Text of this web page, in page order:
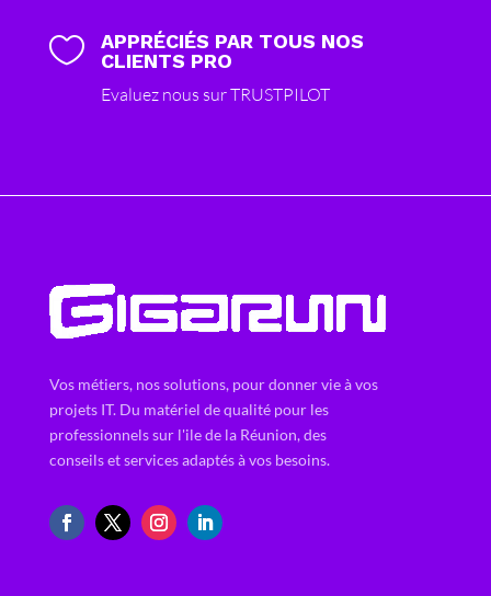

APPRÉCIÉS PAR TOUS NOS
CLIENTS PRO
Evaluez nous sur TRUSTPILOT
Vos métiers, nos solutions, pour donner vie à vos
projets IT. Du matériel de qualité pour les
professionnels sur l'ile de la Réunion, des
conseils et services adaptés à vos besoins.